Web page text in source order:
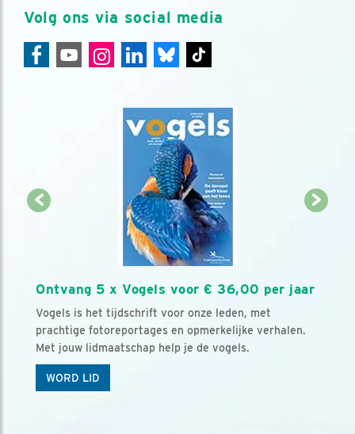
Volg ons via social media
Ontvang 5 x Vogels voor € 36,00 per jaar
Vogels is het tijdschrift voor onze leden, met
prachtige fotoreportages en opmerkelijke verhalen.
Met jouw lidmaatschap help je de vogels.
WORD LID